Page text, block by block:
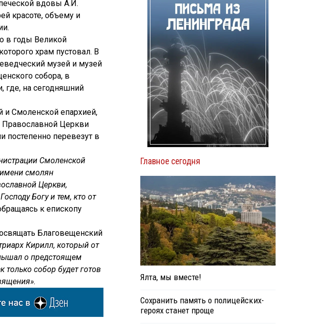
вдовы А.И.
красоте, объему и
в годы Великой
храм пустовал. В
музей и музей
собора, в
где, на сегодняшний
и Смоленской епархией,
Православной Церкви
постепенно перевезут в
Смоленской
имени смолян
Церкви,
Богу и тем, кто от
к епископу
Благовещенский
Кирилл, который от
о предстоящем
собор будет готов
Главное сегодня
Ялта, мы вместе!
Сохранить память о полицейских-
героях станет проще